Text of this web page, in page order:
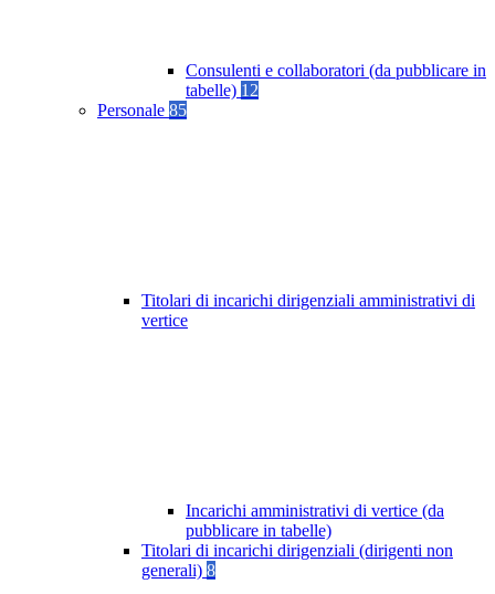
Consulenti e collaboratori (da pubblicare in
tabelle) 12
Personale 85
Titolari di incarichi dirigenziali amministrativi di
vertice
Incarichi amministrativi di vertice (da
pubblicare in tabelle)
Titolari di incarichi dirigenziali (dirigenti non
generali) 8